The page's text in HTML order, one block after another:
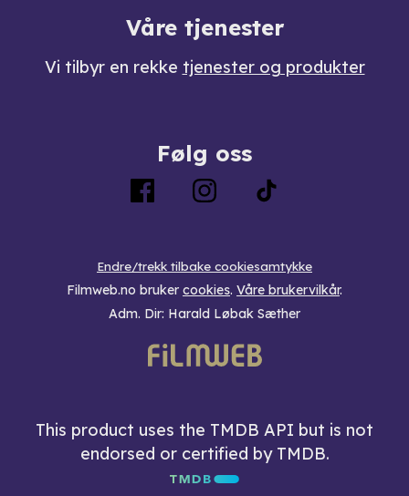
Våre tjenester
Vi tilbyr en rekke tjenester og produkter
Følg oss
Endre/trekk tilbake cookiesamtykke
Filmweb.no bruker cookies. Våre brukervilkår.
Adm. Dir: Harald Løbak Sæther
This product uses the TMDB API but is not
endorsed or certified by TMDB.